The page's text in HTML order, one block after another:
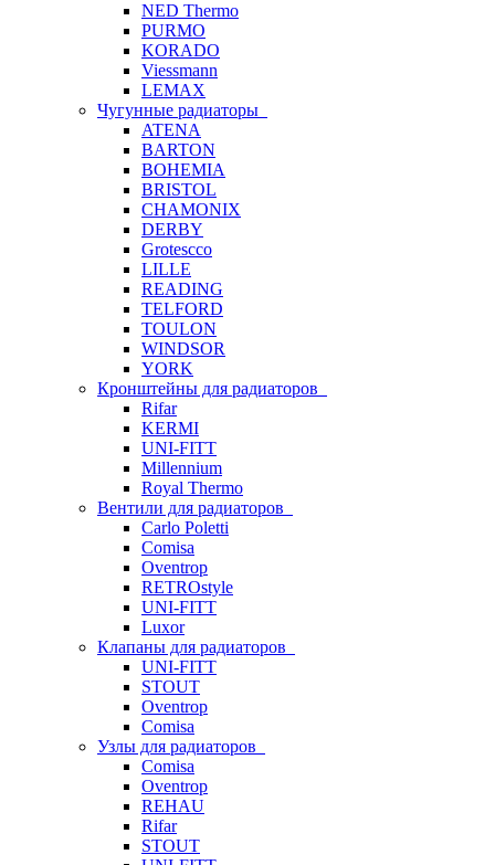
NED Thermo
PURMO
KORADO
Viessmann
LEMAX
Чугунные радиаторы
ATENA
BARTON
BOHEMIA
BRISTOL
CHAMONIX
DERBY
Grotescco
LILLE
READING
TELFORD
TOULON
WINDSOR
YORK
Кронштейны для радиаторов
Rifar
KERMI
UNI-FITT
Millennium
Royal Thermo
Вентили для радиаторов
Carlo Poletti
Comisa
Oventrop
RETROstyle
UNI-FITT
Luxor
Клапаны для радиаторов
UNI-FITT
STOUT
Oventrop
Comisa
Узлы для радиаторов
Comisa
Oventrop
REHAU
Rifar
STOUT